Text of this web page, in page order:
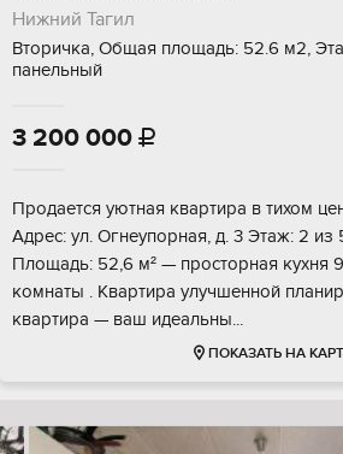
Нижний Тагил
Вторичка, Общая площадь: 52.6 м2,
панельный
3 200 000 
Продается уютная квартира в тихом
Адрес: ул. Огнеупорная, д. 3 Этаж: 2 из
Площадь: 52,6 м² — просторная кухня
комнаты . Квартира улучшенной
квартира — ваш идеальны...
ПОКАЗАТЬ НА